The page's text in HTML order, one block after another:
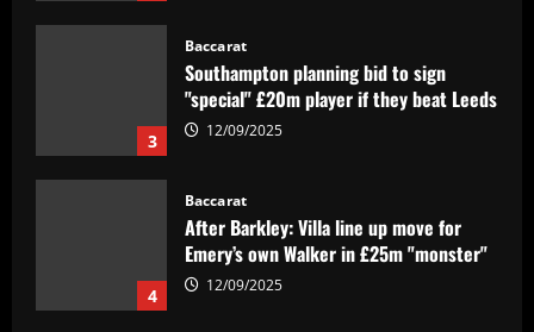
12/09/2025
Baccarat
After Barkley: Villa line up move for
12/09/2025
Baccarat
“Sensational” £150k-a-week Liverpool